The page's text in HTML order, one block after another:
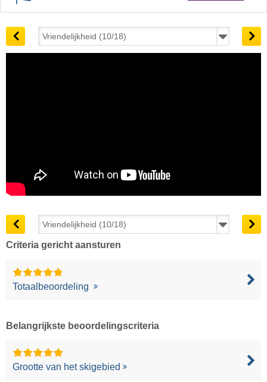
Criteria gericht aansturen
Totaalbeoordeling
Belangrijkste beoordelingscriteria
Grootte van het skigebied